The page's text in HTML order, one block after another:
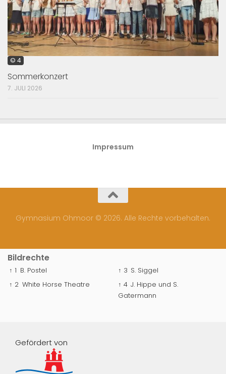
© 4
Sommerkonzert
7. JULI 2026
Impressum
Gymnasium Ohmoor © 2026. Alle Rechte vorbehalten.
Bildrechte
↑ 1 B. Postel
↑ 2 White Horse Theatre
↑ 3 S. Siggel
↑ 4 J. Hippe und S.
Gatermann
Gefördert von